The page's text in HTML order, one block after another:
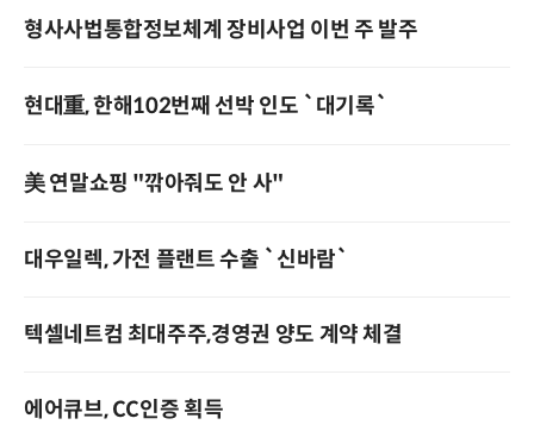
형사사법통합정보체계 장비사업 이번 주 발주
현대重, 한해102번째 선박 인도 `대기록`
美 연말쇼핑 "깎아줘도 안 사"
대우일렉, 가전 플랜트 수출 `신바람`
텍셀네트컴 최대주주,경영권 양도 계약 체결
에어큐브, CC인증 획득